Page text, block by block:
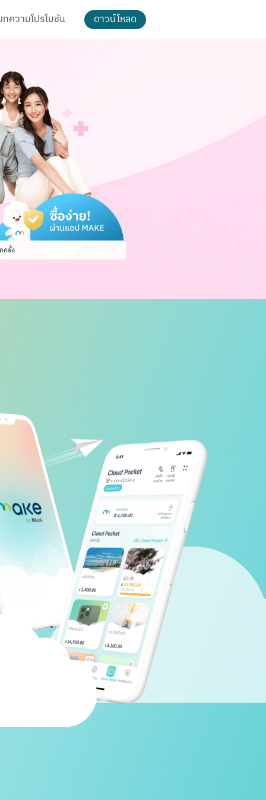
ตโนมัติ
ธีม
เปลี่ยนพื้นหลัง
แพ็กเกจ MAKE
MAKE Max
MAKE More
ฟีเจอร์ MAKE MAX
ฟีเจอร์ MAKE MORE
ฟีเจอร์ทั้งหมด
ความโปรโมชัน ดาวน์โหลด